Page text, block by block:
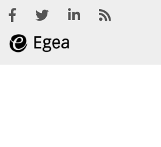
FacebookTwitterLinkedinFeeds